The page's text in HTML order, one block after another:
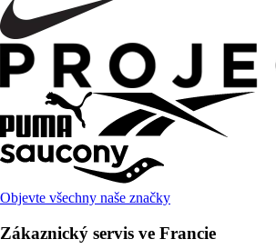
Objevte všechny naše značky
Zákaznický servis ve Francie